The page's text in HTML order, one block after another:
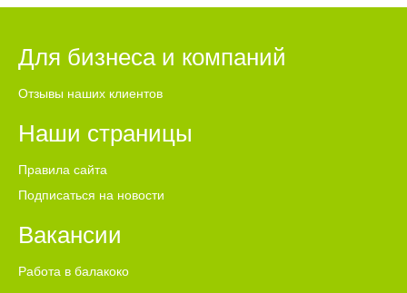
Для бизнеса и компаний
Отзывы наших клиентов
Наши страницы
Правила сайта
Подписаться на новости
Вакансии
Работа в балакоко